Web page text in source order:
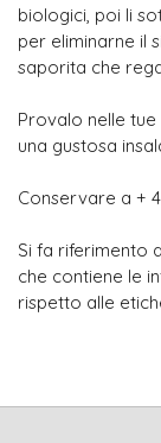
biologici, poi li
per eliminarne il
saporita che
Provalo nelle
una gustosa
Conservare a +
Si fa riferimento
che contiene le
rispetto alle